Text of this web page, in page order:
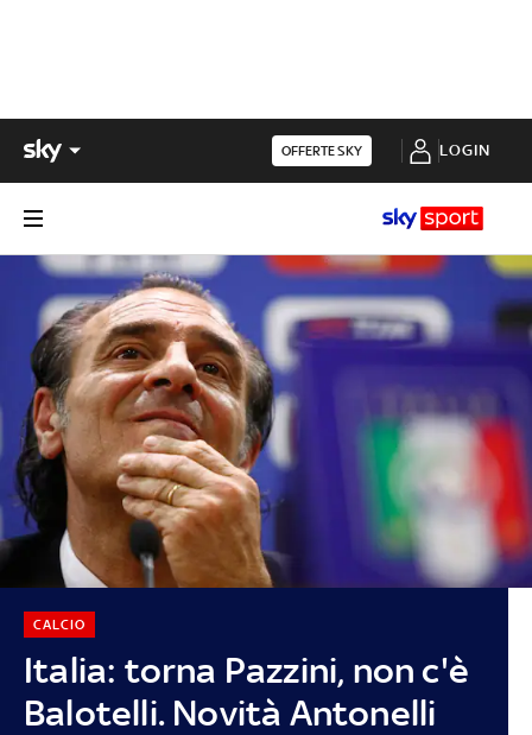
OFFERTE SKY LOGIN
Italia: torna Pazzini, non c'è
Balotelli. Novità Antonelli
CALCIO